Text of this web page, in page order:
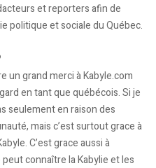
et reporters afin de
politique et sociale du Québec.
un grand merci à Kabyle.com
en tant que québécois. Si je
seulement en raison des
mais c’est surtout grace à
C’est grace aussi à
connaître la Kabylie et les